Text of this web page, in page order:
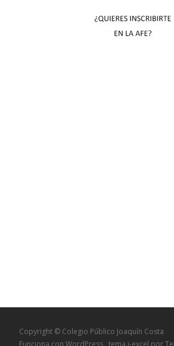
Copyright © Colegio Público Joaquín Costa